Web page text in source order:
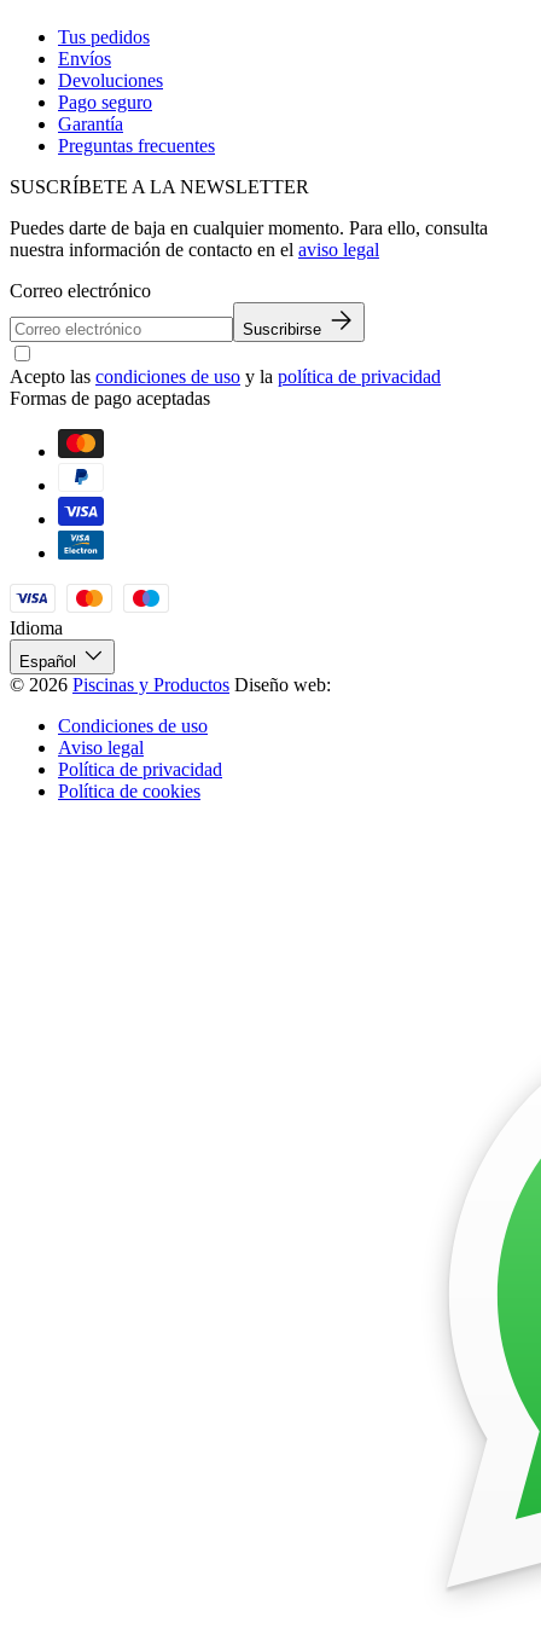
Tus pedidos
Envíos
Devoluciones
Pago seguro
Garantía
Preguntas frecuentes
SUSCRÍBETE A LA NEWSLETTER
Puedes darte de baja en cualquier momento. Para ello, consulta
nuestra información de contacto en el aviso legal
Correo electrónico
Suscribirse
Acepto las condiciones de uso y la política de privacidad
Formas de pago aceptadas
Idioma
Español
© 2026 Piscinas y Productos Diseño web:
Condiciones de uso
Aviso legal
Política de privacidad
Política de cookies